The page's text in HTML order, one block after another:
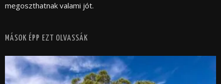
megoszthatnak valami jót.
MÁSOK ÉPP EZT OLVASSÁK